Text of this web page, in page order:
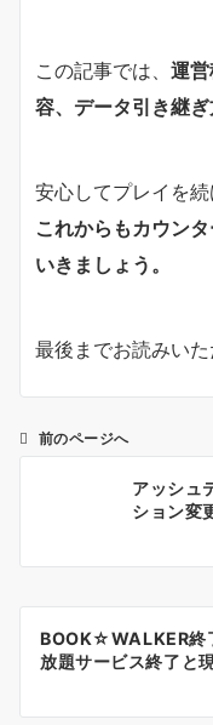
この記事では、 運
容、データ引き継
安心してプレイを続
これからもカウン
いきましょう。
最後までお読みいた
ン
前のページへ
アッシュ
ション変
BOOK☆WALKER終
放題サービス終了と